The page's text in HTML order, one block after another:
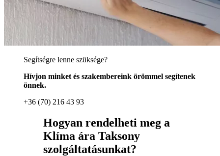
Segítségre lenne szüksége?
Hívjon minket és szakembereink örömmel segítenek
önnek.
+36 (70) 216 43 93
Hogyan rendelheti meg a
Klíma ára Taksony
szolgáltatásunkat?